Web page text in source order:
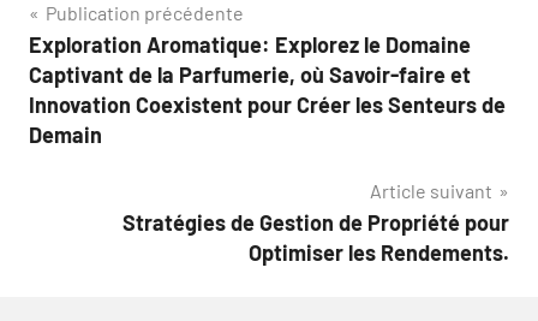
Navigation
de
l’article
Publication précédente
Exploration Aromatique: Explorez le Domaine
Captivant de la Parfumerie, où Savoir-faire et
Innovation Coexistent pour Créer les Senteurs de
Demain
Article suivant
Stratégies de Gestion de Propriété pour
Optimiser les Rendements.